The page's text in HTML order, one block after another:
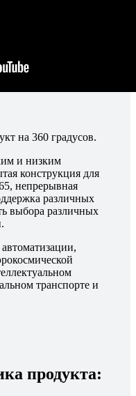
на 360 градусов.
и низким
конструкция для
непрерывная
различных
выбора различных
транспорте и
продукта: